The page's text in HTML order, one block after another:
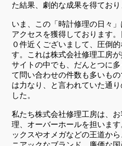
た結果、劇的な成果を得ており
いま、この「時計修理の日々
アクセスを獲得しております
０件近くございまして、圧倒
す。これは株式会社修理工房
サイトの中でも、だんとつに
て問い合わせの件数も多いも
は力なり、と言われていた通
した。
私たち株式会社修理工房は、
理、オーバーホールを担いま
ックスやオメガなどの王道か